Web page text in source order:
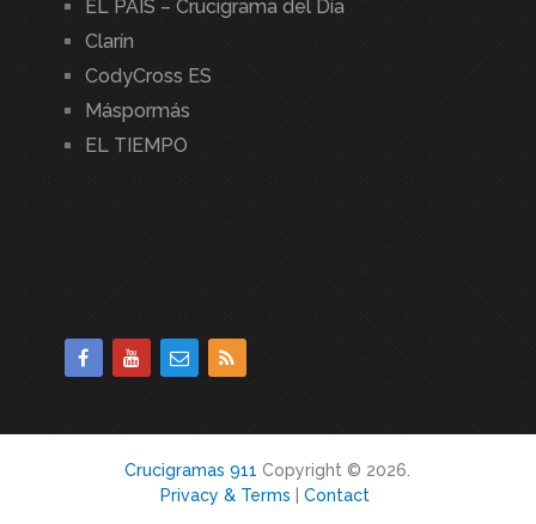
EL PAÍS – Crucigrama del Día
Clarín
CodyCross ES
Máspormás
EL TIEMPO
Crucigramas 911 Copyright © 2026.
Privacy & Terms |Contact